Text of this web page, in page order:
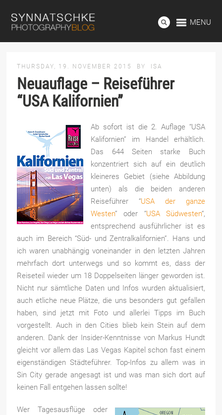
MENU
THURSDAY, 19. NOVEMBER 2015 BY ISA
Neuauflage – Reiseführer
“USA Kalifornien”
Ab sofort ist die 2. Auflage “USA
Kalifornien” im Handel erhältlich.
Das 644 Seiten starke Buch
konzentriert sich auf ein deutlich
kleineres Gebiet (siehe Abbildung
unten) als die beiden anderen
Reiseführer “USA der ganze
Westen” oder “USA Südwesten“,
entsprechend ausführlicher ist es
auch im Bereich “Süd- und Zentralkalifornien”. Hans und
ich waren unabhängig voneinander in den letzten Jahren
mehrfach dort unterwegs und so kommt es, dass der
Reiseteil wieder um 18 Doppelseiten länger geworden ist.
Nicht nur sämtliche Daten und Infos wurden aktualisiert,
auch etliche neue Plätze, die uns besonders gut gefallen
haben, sind jetzt mit Foto und allerlei Tipps im Buch
vorgestellt. Auch in den Cities blieb kein Stein auf dem
anderen. Dank der Insider-Kenntnisse von Markus Hundt
gleicht vor allem das Las Vegas Kapitel schon fast einem
eigenständigen Städteführer. Top-Infos zu allem was in
Sin City gerade angesagt ist und was man sich dort auf
keinen Fall entgehen lassen sollte!
Wer Tagesausflüge oder